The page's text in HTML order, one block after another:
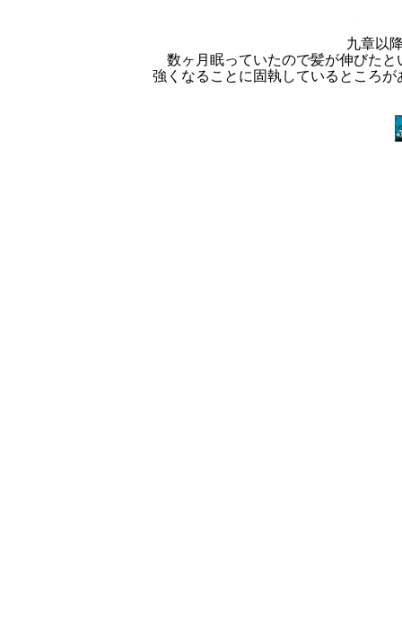
九章以
数ヶ月眠っていたので髪が伸びた
強くなることに固執しているところ